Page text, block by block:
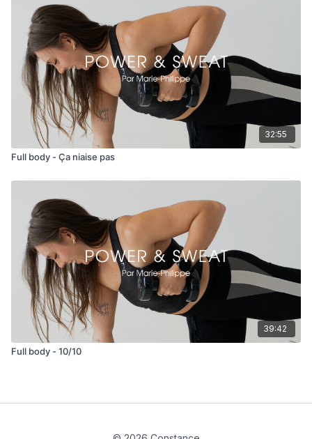
32:55
Full body - Ça niaise pas
39:42
Full body - 10/10